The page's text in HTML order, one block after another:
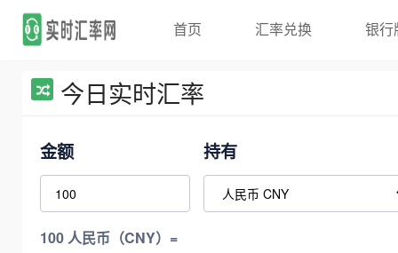
首页 汇率兑换 银行
今日实时汇率
金额 持有
100 人民币（CNY）=